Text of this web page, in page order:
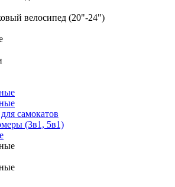
велосипед (20"-24")
самокатов
(3в1, 5в1)